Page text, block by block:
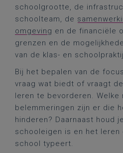
schoolgrootte, de
schoolteam, de
omgeving en de financiële
grenzen en de
van de klas- en
Bij het bepalen van de
vraag wat biedt of vraagt
leren te bevorderen. Welke
belemmeringen zijn er die
hinderen? Daarnaast houd
schooleigen is en het leren
school typeert.